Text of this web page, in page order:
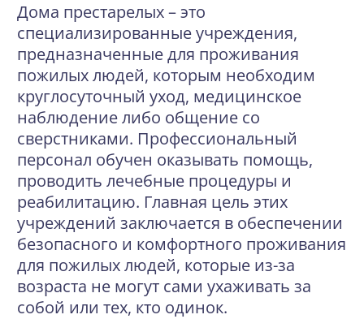
Дома престарелых – это
специализированные учреждения,
предназначенные для проживания
пожилых людей, которым необходим
круглосуточный уход, медицинское
наблюдение либо общение со
сверстниками. Профессиональный
персонал обучен оказывать помощь,
проводить лечебные процедуры и
реабилитацию. Главная цель этих
учреждений заключается в обеспечении
безопасного и комфортного проживания
для пожилых людей, которые из-за
возраста не могут сами ухаживать за
собой или тех, кто одинок.